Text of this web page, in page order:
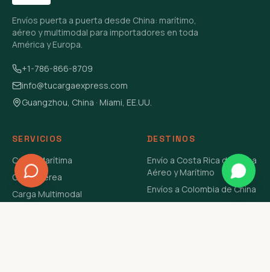
Envíos puerta a puerta desde China: marítimo,
aéreo y multimodal para importadores en toda
América y Europa.
+1-786-866-8709
info@tucargaexpress.com
Guangzhou, China · Miami, EE.UU.
SERVICIOS
Carga Marítima
Carga Aérea
Carga Multimodal
DESTINOS
Envío a Costa Rica de China
Aéreo y Marítimo
Envíos a Colombia de China